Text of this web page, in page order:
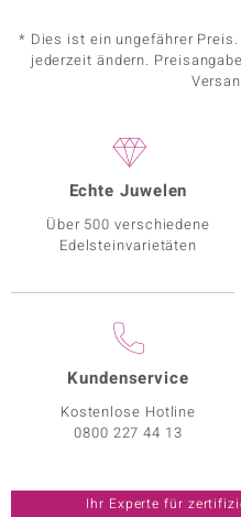
* Dies ist ein ungefährer
jederzeit ändern.
Echte Juwelen
Über 500 verschiedene
Edelsteinvarietäten
Kundenservice
Kostenlose Hotline
0800 227 44 13
Ihr Experte für